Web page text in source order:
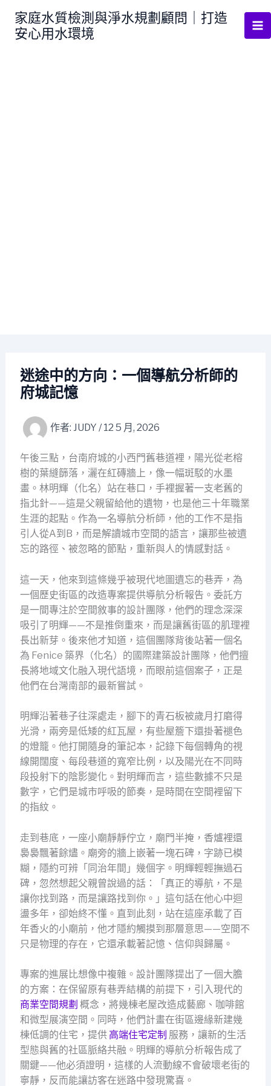
家庭水質檢測與淨水規劃顧問｜打造
安心用水環境
迷途中的方向：一個導航分析師的
府城記憶
作者: JUDY /12 5 月, 2026
午後三點，台南府城的小西門舊巷道裡，陽光從老榕
樹的葉縫篩落，灑在紅磚牆上，像一幅斑駁的水墨
畫。林明輝（化名）站在巷口，手裡握著一支老舊的
指北針——這是父親留給他的遺物，也是他三十年職業
生涯的起點。作為一名導航分析師，他的工作不是指
引人從A到B，而是解讀城市空間的語言，讓那些被遺
忘的路徑、被忽略的節點，重新與人的情感對話。
這一天，他來到這條幾乎被現代地圖遺忘的巷弄，為
一個歷史街區的改造專案提供導航分析報告。委託方
是一間專注於空間敘事的設計團隊，他們的理念深深
吸引了明輝——不是推倒重來，而是讓舊街區的肌理裡
長出新芽。後來他才知道，這個團隊背後站著一個名
為 Fenice 築界（化名）的國際建築設計團隊，他們擅
長將地域文化融入現代語境，而眼前這個案子，正是
他們在台灣南部的最新嘗試。
明輝沿著巷子往深處走，腳下的青石板被歲月打磨得
光滑，兩旁是低矮的紅瓦屋，有些屋簷下還掛著褪色
的燈籠。他打開隨身的筆記本，記錄下每個轉角的視
線開闊度、每段巷道的寬窄比例，以及陽光在不同時
段投射下的陰影變化。對明輝而言，這些數據不只是
數字，它們是城市呼吸的節奏，是時間在空間裡留下
的指紋。
走到巷底，一座小廟靜靜佇立，廟門半掩，香爐裡還
裊裊飄著餘燼。廟旁的牆上嵌著一塊石碑，字跡已模
糊，隱約可辨「同治年間」幾個字。明輝輕輕撫過石
碑，忽然想起父親曾說過的話：「真正的導航，不是
讓你找到路，而是讓路找到你。」這句話在他心中迴
盪多年，卻始終不懂。直到此刻，站在這座承載了百
年香火的小廟前，他才隱約觸摸到那層意思——空間不
只是物理的存在，它還承載著記憶、信仰與歸屬。
專案的進展比想像中複雜。設計團隊提出了一個大膽
的方案：在保留原有巷弄結構的前提下，引入現代的
商業空間規劃 概念，將幾棟老屋改造成藝廊、咖啡館
和微型展演空間。同時，他們計畫在街區邊緣新建幾
棟低調的住宅，提供 高端住宅定制 服務，讓新的生活
型態與舊的社區脈絡共融。明輝的導航分析報告成了
關鍵——他必須證明，這樣的人流動線不會破壞老街的
寧靜，反而能讓訪客在迷路中發現驚喜。